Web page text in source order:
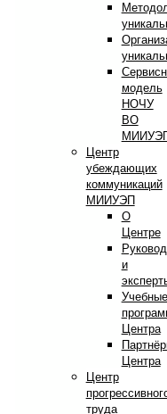
модель
НОЧУ
ВО
Центр
убеждающих
коммуникаций
МИИУЭП
О
Центре
и
Учебные
Центра
Центра
Центр
труда